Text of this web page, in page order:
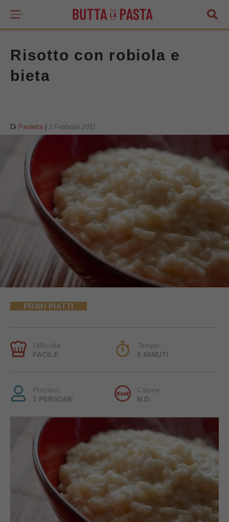
Risotto con robiola e
bieta
Di Paoletta 2 Febbraio 2011
PRIMI PIATTI
Difficoltà:
FACILE
Tempo:
5 MINUTI
Porzioni:
1 PERSONE
Calorie:
N.D.